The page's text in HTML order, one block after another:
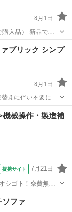
8月1日
入品） 新品では
てて快適です 元値
ブリック シンプ
8月1日
えに伴い不要にな
度ご確認いただい
械操作・製造補
提携サイト 7月21日
シゴト！寮費無料
経験活躍中！高時
ソファ